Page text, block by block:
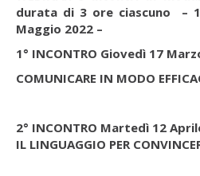
durata di 3 ore ciascuno –
Maggio 2022 –
1° INCONTRO Giovedì 17
COMUNICARE IN MODO
2° INCONTRO Martedì 12
IL LINGUAGGIO PER